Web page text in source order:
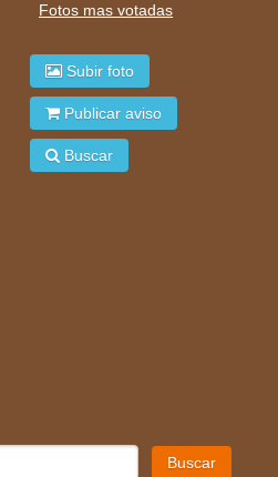
Fotos mas votadas
Subir foto
Publicar aviso
Buscar
Buscar